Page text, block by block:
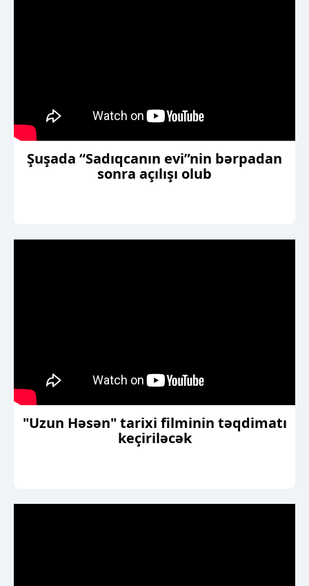
Şuşada “Sadıqcanın evi”nin bərpadan
sonra açılışı olub
"Uzun Həsən" tarixi filminin təqdimatı
keçiriləcək